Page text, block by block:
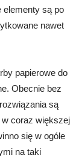
elementy są po
nawet
papierowe do
Obecnie bez
są
coraz większej
się w ogóle
na taki